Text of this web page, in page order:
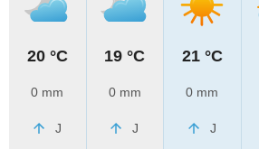
20 °C
0 mm
J
19 °C
0 mm
J
21 °C
0 mm
J